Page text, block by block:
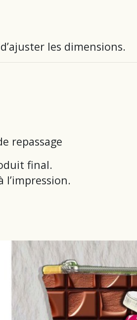
les dimensions.
repassage
final.